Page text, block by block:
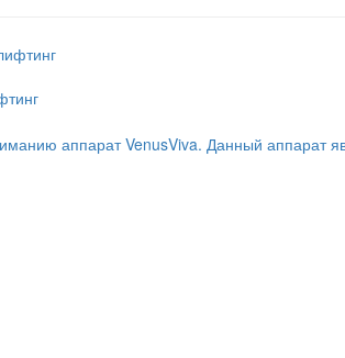
аппарат VenusViva. Данный аппарат